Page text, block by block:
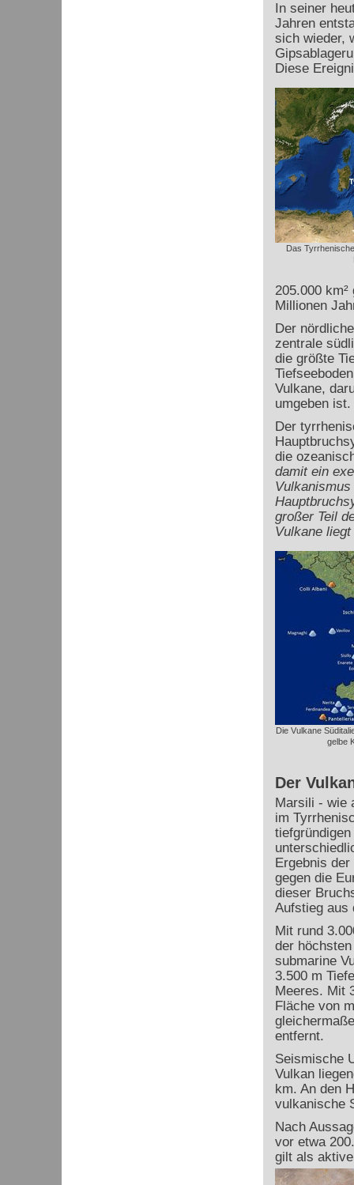
In seiner
Jahren
sich wieder,
Diese
Das
205.000
Millionen
Der
zentrale
die größte
Vulkane,
umgeben
Der
die
damit ein
großer Teil
Vulkane
Die Vulkane
gelbe
Der
Marsili - wie
im
Ergebnis
gegen die
dieser
Aufstieg aus
Mit rund
der
submarine
3.500 m
Meeres. Mit
Fläche von
entfernt.
Seismische
Vulkan
km. An den
vulkanische
Nach
vor etwa
gilt als